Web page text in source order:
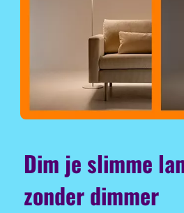
Dim je slimme
zonder dimmer